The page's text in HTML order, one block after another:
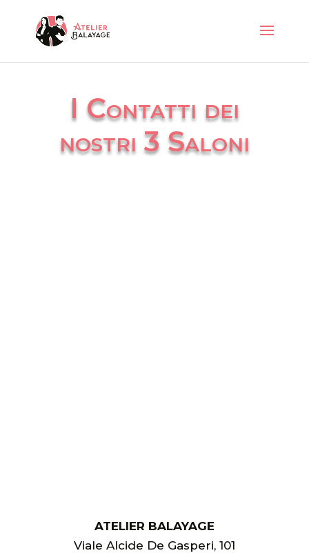
I Contatti dei
nostri 3 Saloni
ATELIER BALAYAGE
Viale Alcide De Gasperi, 101